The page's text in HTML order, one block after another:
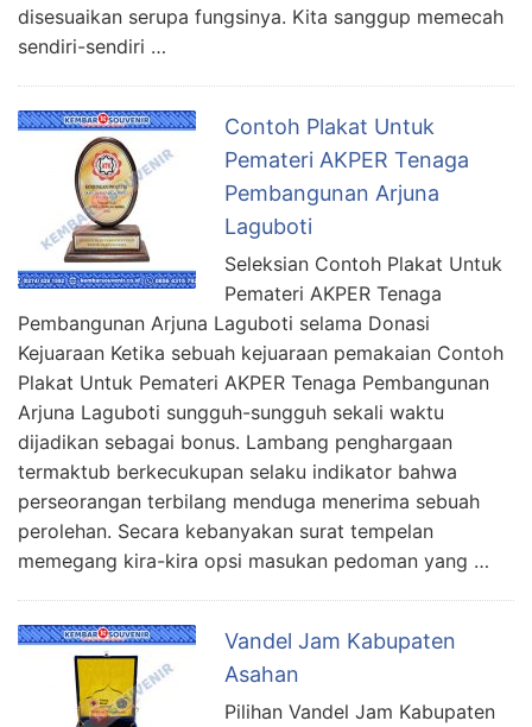
disesuaikan serupa fungsinya. Kita sanggup memecah
sendiri-sendiri …
Contoh Plakat Untuk
Pemateri AKPER Tenaga
Pembangunan Arjuna
Laguboti
Seleksian Contoh Plakat Untuk
Pemateri AKPER Tenaga
Pembangunan Arjuna Laguboti selama Donasi
Kejuaraan Ketika sebuah kejuaraan pemakaian Contoh
Plakat Untuk Pemateri AKPER Tenaga Pembangunan
Arjuna Laguboti sungguh-sungguh sekali waktu
dijadikan sebagai bonus. Lambang penghargaan
termaktub berkecukupan selaku indikator bahwa
perseorangan terbilang menduga menerima sebuah
perolehan. Secara kebanyakan surat tempelan
memegang kira-kira opsi masukan pedoman yang …
Vandel Jam Kabupaten
Asahan
Pilihan Vandel Jam Kabupaten